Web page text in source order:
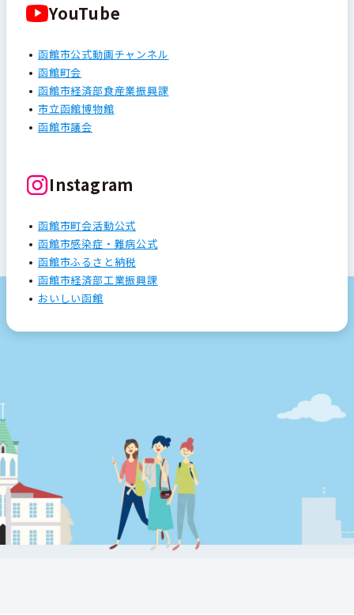
YouTube
函館市公式動画チャンネル
函館町会
函館市経済部食産業振興課
市立函館博物館
函館市議会
Instagram
函館市町会活動公式
函館市感染症・難病公式
函館市ふるさと納税
函館市経済部工業振興課
おいしい函館